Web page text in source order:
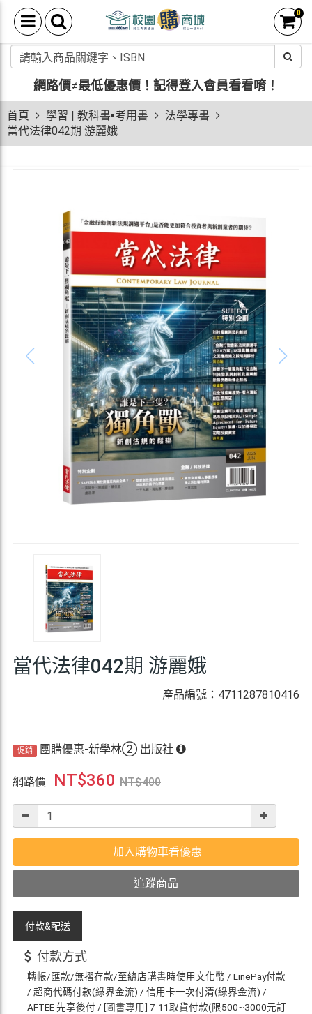
0
網路價≠最低優惠價！ 記得登入會員看看唷！
首頁 學習 | 教科書▪考用書
法學專書
當代法律042期 游麗娥
當代法律042期 游麗娥
產品編號：4711287810416
促銷 團購優惠-新學林② 出版社
網路價 NT$360 NT$400
加入購物車看優惠
追蹤商品
付款&配送
付款方式
轉帳/匯款/無摺存款/至總店購書時使用文化幣 / LinePay付款
/ 超商代碼付款(綠界金流) / 信用卡一次付清(綠界金流) /
AFTEE 先享後付 / [圖書專用] 7-11取貨付款(限500~3000元訂